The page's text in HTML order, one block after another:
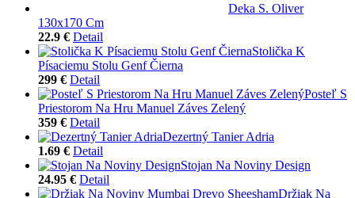
Deka S. Oliver
130x170 Cm
22.9 € Detail
Stolička K
Písaciemu Stolu Genf Čierna
299 € Detail
Posteľ S
Priestorom Na Hru Manuel Záves Zelený
359 € Detail
Dezertný Tanier Adria
1.69 € Detail
Stojan Na Noviny Design
24.95 € Detail
Držiak Na